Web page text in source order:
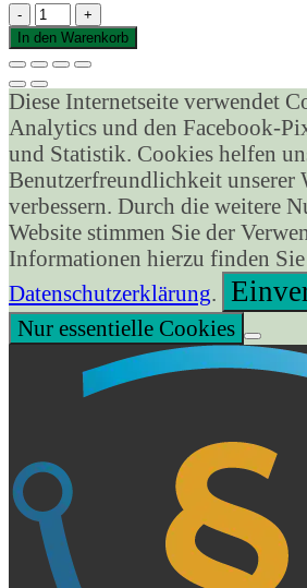
Ersatzdeckel
Futtereimer,
bedruckt
12
L
Menge
In den Warenkorb
Diese Internetseite verwendet
Analytics und den Facebook-
und Statistik. Cookies helfen
Benutzerfreundlichkeit unserer
verbessern. Durch die weitere
Website stimmen Sie der
Informationen hierzu finden
Datenschutzerklärung.
Nur essentielle Cookies